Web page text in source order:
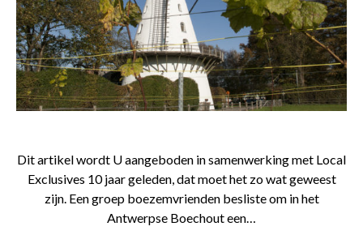
Dit artikel wordt U aangeboden in samenwerking met Local
Exclusives 10 jaar geleden, dat moet het zo wat geweest
zijn. Een groep boezemvrienden besliste om in het
Antwerpse Boechout een…